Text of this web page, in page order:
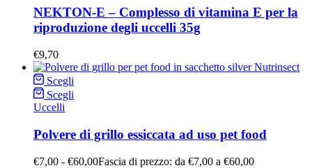
NEKTON-E – Complesso di vitamina E per la
riproduzione degli uccelli 35g
€9,70
Scegli
Scegli
Uccelli
Polvere di grillo essiccata ad uso pet food
€7,00 - €60,00Fascia di prezzo: da €7,00 a €60,00